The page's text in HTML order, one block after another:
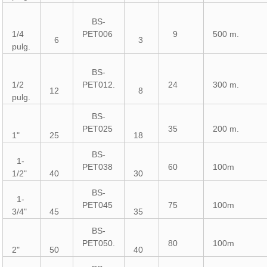
1/4
pulg.
6
BS-
PET006
3
9 500 m.
1/2
pulg.
12
BS-
PET012.
8
24 300 m.
1" 25
BS-
PET025
18
35 200 m.
1-
1/2"
40
BS-
PET038
30
60 100m
1-
3/4"
45
BS-
PET045
35
75 100m
2" 50
BS-
PET050.
40
80 100m